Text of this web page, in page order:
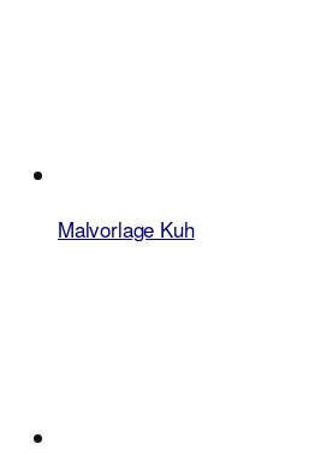
Malvorlage Kuh